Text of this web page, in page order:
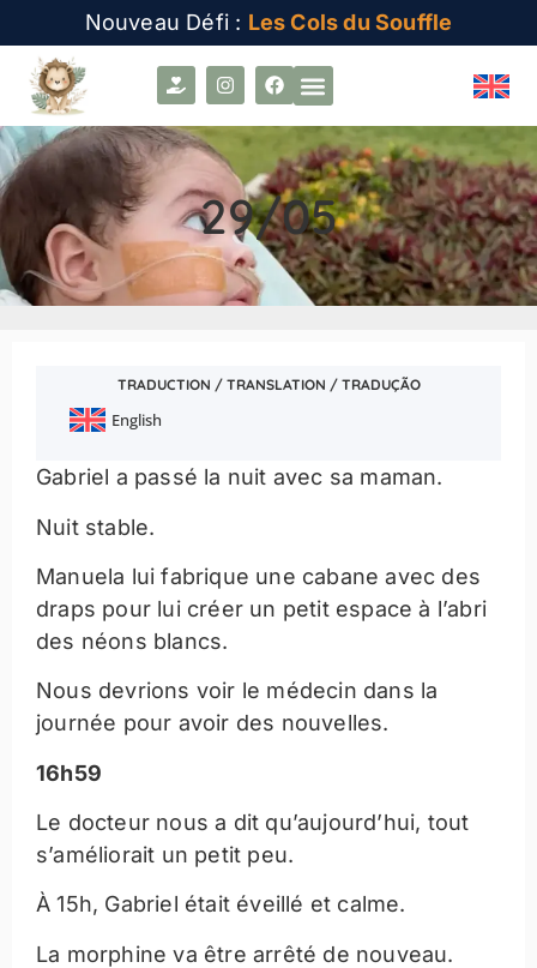
Nouveau Défi : Les Cols du Souffle
29/05
TRADUCTION / TRANSLATION / TRADUÇÃO
English
Gabriel a passé la nuit avec sa maman.
Nuit stable.
Manuela lui fabrique une cabane avec des
draps pour lui créer un petit espace à l’abri
des néons blancs.
Nous devrions voir le médecin dans la
journée pour avoir des nouvelles.
16h59
Le docteur nous a dit qu’aujourd’hui, tout
s’améliorait un petit peu.
À 15h, Gabriel était éveillé et calme.
La morphine va être arrêté de nouveau.